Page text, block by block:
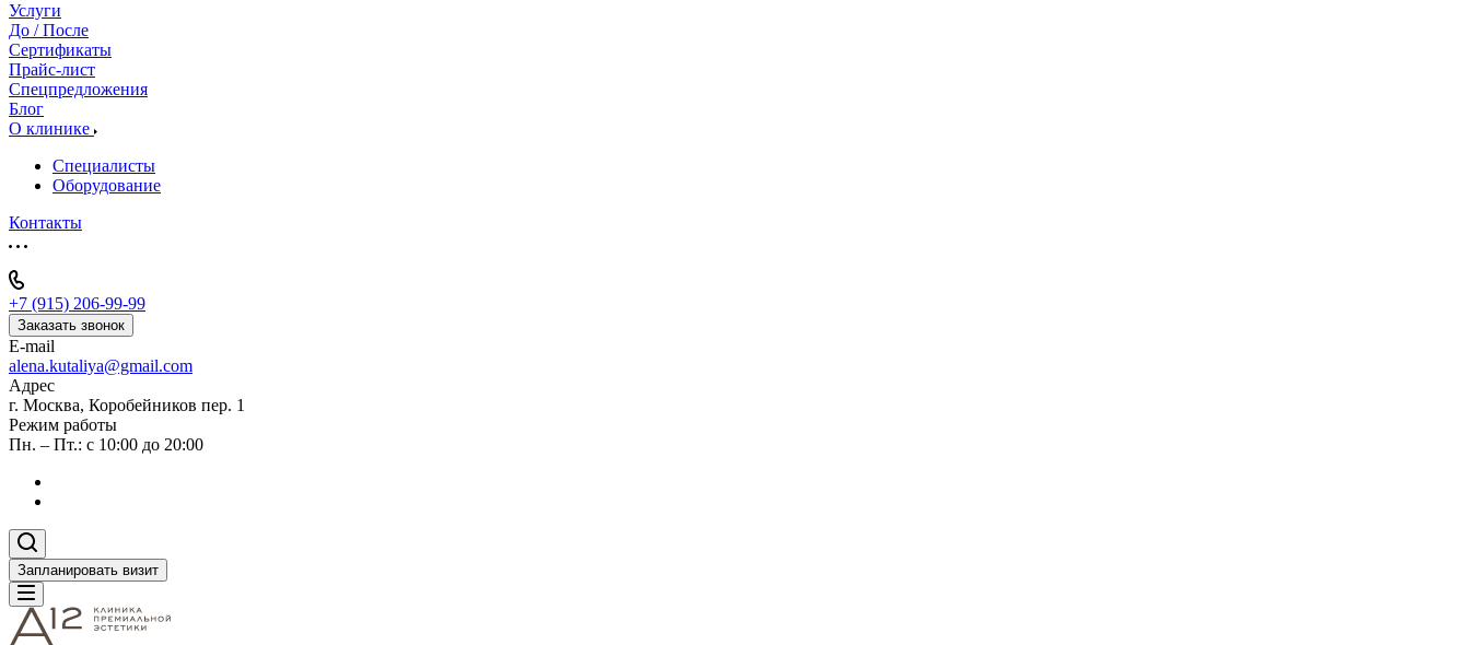
Услуги
До / После
Сертификаты
Прайс-лист
Спецпредложения
Блог
О клинике
Специалисты
Оборудование
Контакты
+7 (915) 206-99-99
Заказать звонок
E-mail
alena.kutaliya@gmail.com
Адрес
г. Москва, Коробейников пер. 1
Режим работы
Пн. – Пт.: с 10:00 до 20:00
Запланировать визит